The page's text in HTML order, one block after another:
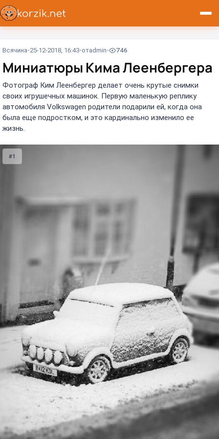
Всячина 25-12-2018, 16:43 отadmin 746
Миниатюры Кима Леенбергера
Фотограф Ким Леенбергер делает очень крутые снимки
своих игрушечных машинок. Первую маленькую реплику
автомобиля Volkswagen родители подарили ей, когда она
была еще подростком, и это кардинально изменило ее
жизнь.
#1